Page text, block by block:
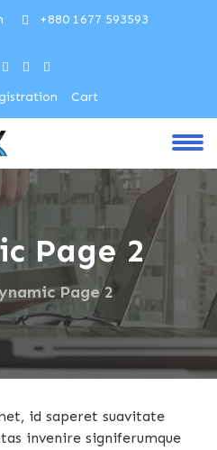
+880 1677 593593
Cart
Page 2
Page 2
id saperet suavitate
invenire signiferumque